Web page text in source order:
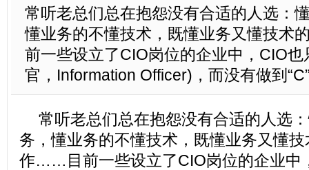
常听老总们总在抱怨没有合适的人选：
懂业务的不懂技术，既懂业务又懂技
前一些设立了CIO岗位的企业中，CIO也
官，Information Officer)，而没有做到
常听老总们总在抱怨没有合适的人选
务，懂业务的不懂技术，既懂业务又懂
作……目前一些设立了CIO岗位的企业中